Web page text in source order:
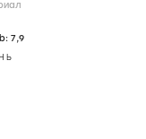
7,9